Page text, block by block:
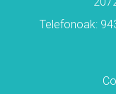
Telefonoak: